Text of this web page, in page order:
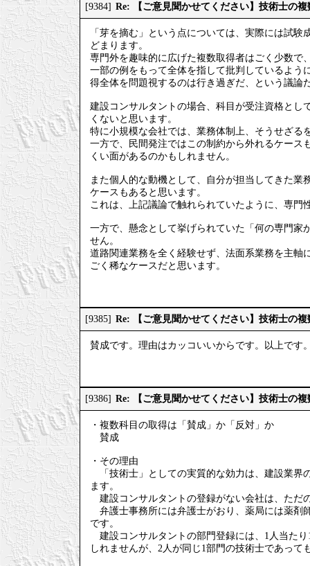
[9384] Re: 【ご意見聞かせてください】技術士の
「芽を摘む」という点については、実際には試
どまります。
専門外を趣味的に広げた複数取得者はごく少数で
一部の例をもって全体を指して批判しているよう
得全体を問題視するのは行き過ぎだ、という議論
建設コンサルタントの場合、科目が受注資格とし
くないと思います。
特に小規模な会社では、業務体制上、そうせざる
一方で、民間発注ではこの制約から外れるケース
くい面があるのかもしれません。
また個人的な動機として、自分が担当してきた
ケースもあると思います。
これは、上記議論で触れられていたように、専
一方で、懸念として挙げられていた「何の専門家
せん。
道路関連業務を全く経験せず、法面系業務を主軸
ごく稀なケースだと思います。
[9385] Re: 【ご意見聞かせてください】技術士の
賛成です。理由はカッコいいからです。以上です
[9386] Re: 【ご意見聞かせてください】技術士の
・複数科目の取得は「賛成」か「反対」か
賛成
・その理由
「技術士」としての実質的な効力は、建設業界
ます。
建設コンサルタントの登録がない会社は、ただ
弁護士事務所には弁護士がおり、薬局には薬剤
です。
建設コンサルタントの部門登録には、1人当た
しれませんが、2人が同じ1部門の技術士であっ